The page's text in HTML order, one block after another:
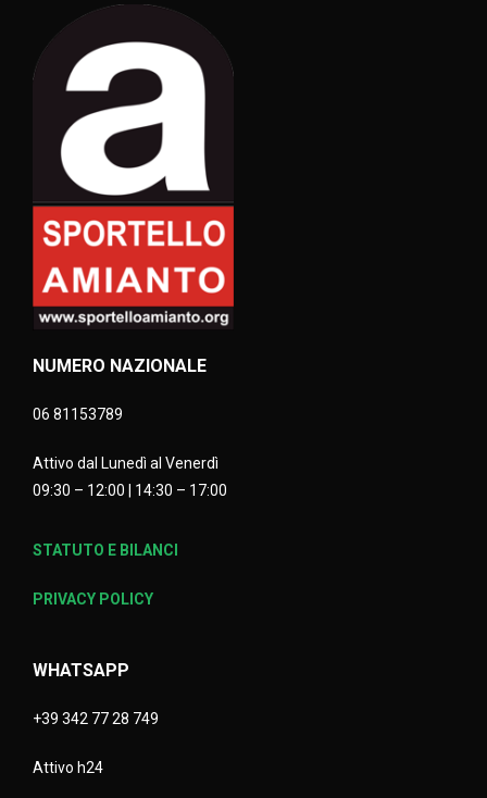
NUMERO NAZIONALE
06 81153789
Attivo dal Lunedì al Venerdì
09:30 – 12:00 | 14:30 – 17:00
STATUTO E BILANCI
PRIVACY POLICY
WHATSAPP
+39 342 77 28 749
Attivo h24